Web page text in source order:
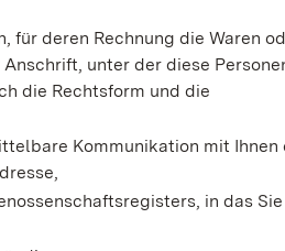
für deren Rechnung die Waren
unter der diese
die Rechtsform und die
Kommunikation mit Ihnen
in das